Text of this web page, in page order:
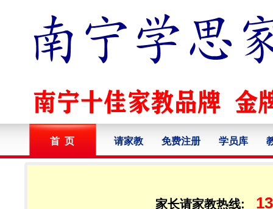
首 页 请家教 免费注册 学员库
家长请家教热线: